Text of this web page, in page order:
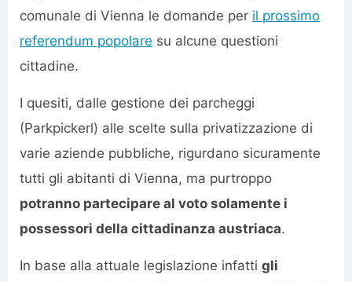
comunale di Vienna le domande per il prossimo
referendum popolare su alcune questioni
cittadine.
I quesiti, dalle gestione dei parcheggi
(Parkpickerl) alle scelte sulla privatizzazione di
varie aziende pubbliche, rigurdano sicuramente
tutti gli abitanti di Vienna, ma purtroppo
potranno partecipare al voto solamente i
possessori della cittadinanza austriaca.
In base alla attuale legislazione infatti gli